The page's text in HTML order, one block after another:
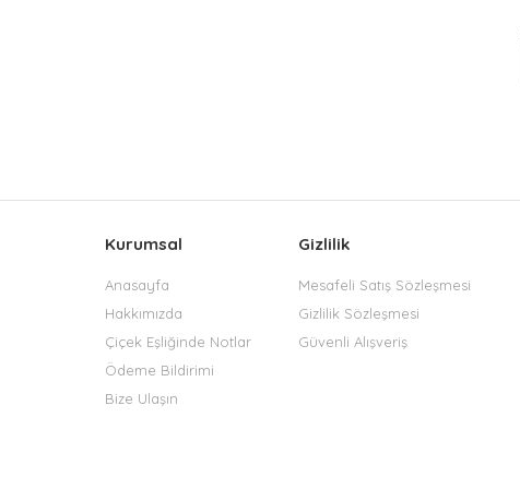
Kurumsal
Anasayfa
Hakkımızda
Çiçek Eşliğinde Notlar
Ödeme Bildirimi
Bize Ulaşın
Gizlilik
Mesafeli Satış Sözleşmesi
Gizlilik Sözleşmesi
Güvenli Alışveriş